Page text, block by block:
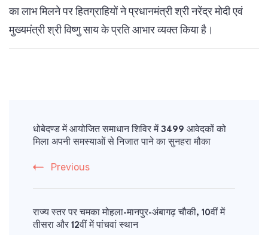
का लाभ मिलने पर हितग्राहियों ने प्रधानमंत्री श्री नरेंद्र मोदी एवं
मुख्यमंत्री श्री विष्णु साय के प्रति आभार व्यक्त किया है।
Navigation
धोबेदण्ड में आयोजित समाधान शिविर में 3499 आवेदकों को
मिला अपनी समस्याओं से निजात पाने का सुनहरा मौका
Previous
राज्य स्तर पर चमका मोहला-मानपुर-अंबागढ़ चौकी, 10वीं में
तीसरा और 12वीं में पांचवां स्थान